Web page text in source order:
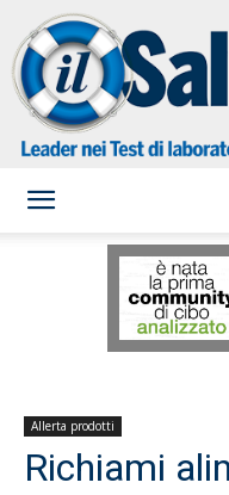
Allerta prodotti
Richiami